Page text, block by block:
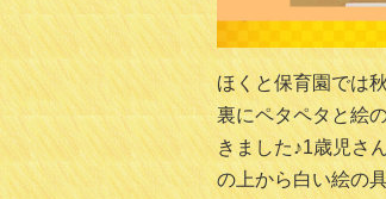
ほくと保育園では
裏にペタペタと絵
きました♪1歳児さ
の上から白い絵の